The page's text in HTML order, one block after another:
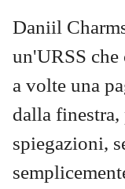
Daniil
un'URSS
a volte una
dalla
spiegazioni,